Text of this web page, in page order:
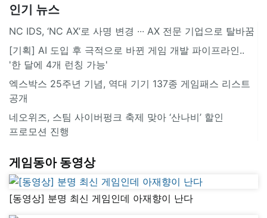
인기 뉴스
NC IDS, ‘NC AX’로 사명 변경 ∙∙∙ AX 전문 기업으로 탈바꿈
[기획] AI 도입 후 극적으로 바뀐 게임 개발 파이프라인..
'한 달에 4개 런칭 가능'
엑스박스 25주년 기념, 역대 기기 137종 게임패스 리스트
공개
네오위즈, 스팀 사이버펑크 축제 맞아 ‘산나비’ 할인
프로모션 진행
게임동아 동영상
[동영상] 분명 최신 게임인데 아재향이 난다